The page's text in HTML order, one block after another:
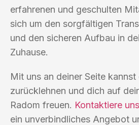
erfahrenen und geschulten
sich um den sorgfältigen
und den sicheren Aufbau in
Zuhause.
Mit uns an deiner Seite
zurücklehnen und dich auf
Radom freuen. Kontaktiere uns
ein unverbindliches Angebot